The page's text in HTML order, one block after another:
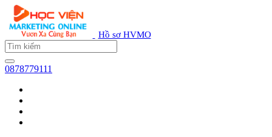
Hồ sơ HVMO
0878779111